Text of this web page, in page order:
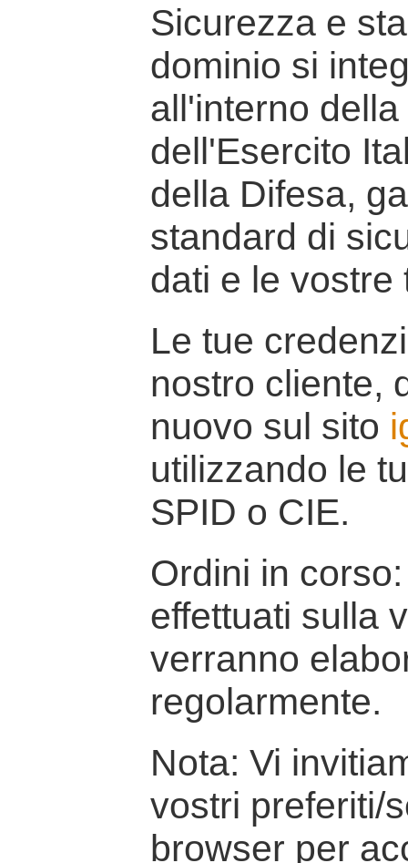
Sicurezza e
dominio si
all'interno
dell'Esercito
della Difesa,
standard di
dati e le vostre
Le tue
nostro cliente,
nuovo sul sito
utilizzando le
SPID o CIE.
Ordini in
effettuati sulla
verranno
regolarmente.
Nota: Vi
vostri preferiti/
browser per